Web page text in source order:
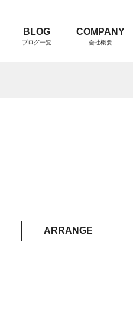
BLOG
ブログ一覧
COMPANY
会社概要
ARRANGE